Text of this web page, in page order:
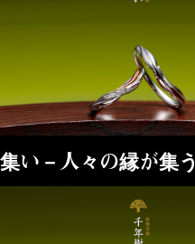
集い－人々の縁が集